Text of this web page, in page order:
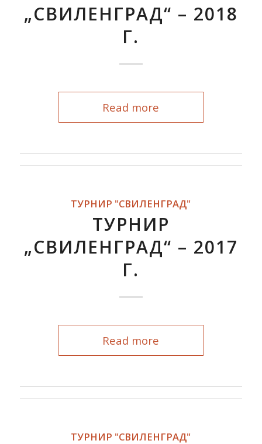
„СВИЛЕНГРАД“ – 2018
Г.
Read more
ТУРНИР "СВИЛЕНГРАД"
ТУРНИР
„СВИЛЕНГРАД“ – 2017
Г.
Read more
ТУРНИР "СВИЛЕНГРАД"